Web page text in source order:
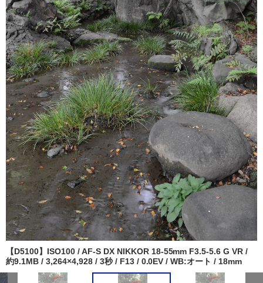
【D5100】ISO100 / AF-S DX NIKKOR 18-55mm F3.5-5.6 G VR /
約9.1MB / 3,264×4,928 / 3秒 / F13 / 0.0EV / WB:オート / 18mm